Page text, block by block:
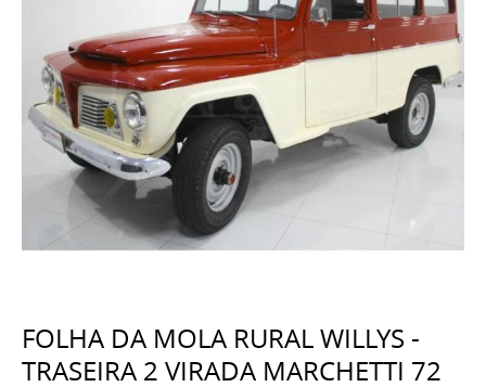
FOLHA DA MOLA RURAL WILLYS -
TRASEIRA 2 VIRADA MARCHETTI 72